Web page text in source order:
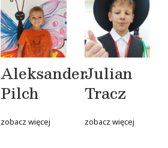
Aleksander
Pilch
zobacz więcej
Julian
Tracz
zobacz więcej